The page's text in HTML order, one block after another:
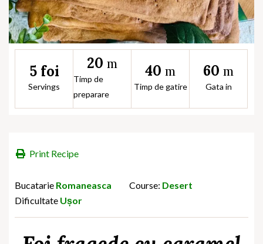
5 foi
Servings
20 m
Timp de
preparare
40 m
Timp de gatire
60 m
Gata in
Print Recipe
Bucatarie Romaneasca Course: Desert
Dificultate Ușor